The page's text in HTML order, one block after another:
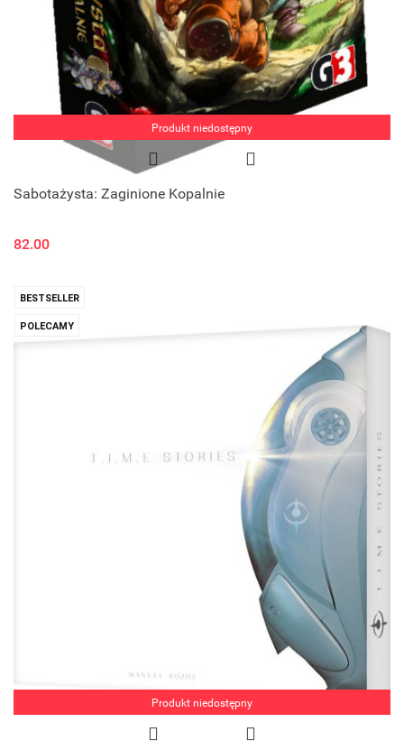
Produkt niedostępny
Sabotażysta: Zaginione Kopalnie
82.00
BESTSELLER
POLECAMY
Produkt niedostępny